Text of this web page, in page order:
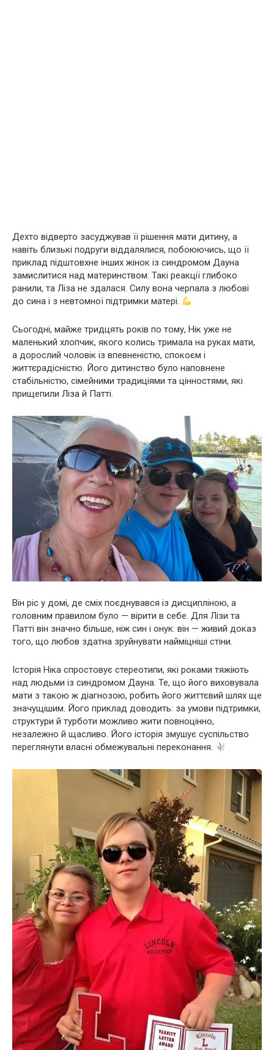
Дехто відверто засуджував її рішення мати дитину, а
навіть близькі подруги віддалялися, побоюючись, що її
приклад підштовхне інших жінок із синдромом Дауна
замислитися над материнством. Такі реакції глибоко
ранили, та Ліза не здалася. Силу вона черпала з любові
до сина і з невтомної підтримки матері.
Сьогодні, майже тридцять років по тому, Нік уже не
маленький хлопчик, якого колись тримала на руках мати,
а дорослий чоловік із впевненістю, спокоєм і
життєрадісністю. Його дитинство було наповнене
стабільністю, сімейними традиціями та цінностями, які
прищепили Ліза й Патті.
Він ріс у домі, де сміх поєднувався із дисципліною, а
головним правилом було — вірити в себе. Для Лізи та
Патті він значно більше, ніж син і онук: він — живий доказ
того, що любов здатна зруйнувати найміцніші стіни.
Історія Ніка спростовує стереотипи, які роками тяжіють
над людьми із синдромом Дауна. Те, що його виховувала
мати з такою ж діагнозою, робить його життєвий шлях ще
значущішим. Його приклад доводить: за умови підтримки,
структури й турботи можливо жити повноцінно,
незалежно й щасливо. Його історія змушує суспільство
переглянути власні обмежувальні переконання.